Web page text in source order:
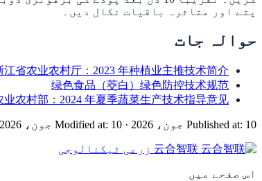
پتے اور متاثرہ باقیات نکال دیں۔
حوالہ جات
江省农业农村厅：2023 年种植业主推技术简介
绿色食品（茭白）绿色防控技术规范
业农村部：2024 年夏季蔬菜生产技术指导意见
Published at: 10 جون، 2026 · Modified at: 10 جون، 2026
云合智联 زرعی ٹیکنالوجی
اس صفحے میں